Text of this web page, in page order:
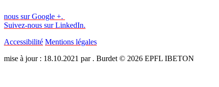
nous sur Google +.
Suivez-nous sur LinkedIn.
Accessibilité Mentions légales
mise à jour : 18.10.2021 par . Burdet © 2026 EPFL IBETON